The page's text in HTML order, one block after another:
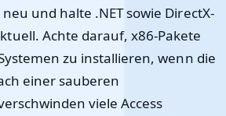
und halte .NET sowie DirectX-
Achte darauf, x86-Pakete
zu installieren, wenn die
einer sauberen
viele Access